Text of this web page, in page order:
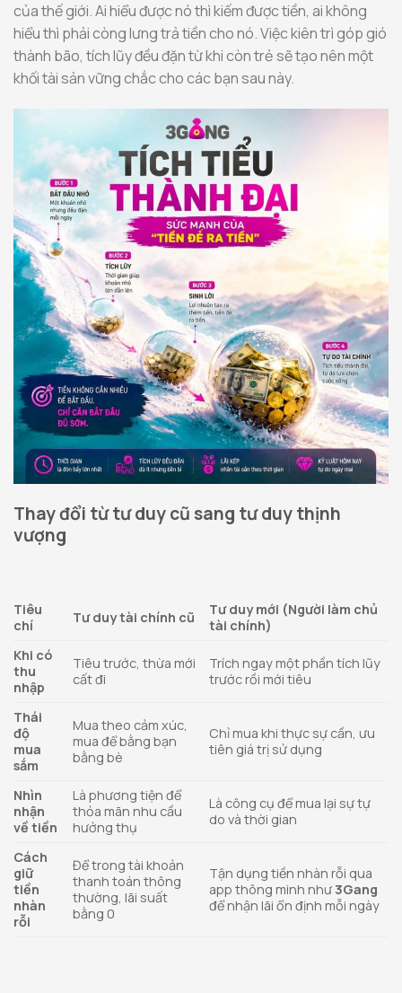
của thế giới. Ai hiểu được nó thì kiếm được tiền, ai không
hiểu thì phải còng lưng trả tiền cho nó. Việc kiên trì góp gió
thành bão, tích lũy đều đặn từ khi còn trẻ sẽ tạo nên một
khối tài sản vững chắc cho các bạn sau này.
Thay đổi từ tư duy cũ sang tư duy thịnh
vượng
Tiêu
chí
Tư duy tài chính cũ
Tư duy mới (Người làm chủ
tài chính)
Khi có
thu
nhập
Tiêu trước, thừa mới
cất đi
Trích ngay một phần tích lũy
trước rồi mới tiêu
Thái
độ
mua
sắm
Mua theo cảm xúc,
mua để bằng bạn
bằng bè
Chỉ mua khi thực sự cần, ưu
tiên giá trị sử dụng
Nhìn
nhận
về tiền
Là phương tiện để
thỏa mãn nhu cầu
hưởng thụ
Là công cụ để mua lại sự tự
do và thời gian
Cách
giữ
tiền
nhàn
rỗi
Để trong tài khoản
thanh toán thông
thường, lãi suất
bằng 0
Tận dụng tiền nhàn rỗi qua
app thông minh như 3Gang
để nhận lãi ổn định mỗi ngày